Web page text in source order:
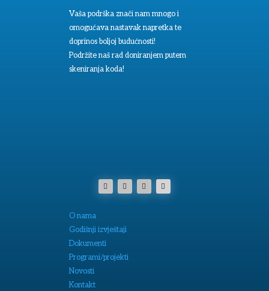
Vaša podrška znači nam mnogo i
omogućava nastavak napretka te
doprinos boljoj budućnosti!
Podržite naš rad doniranjem putem
skeniranja koda!
O nama
Godišnji izvještaji
Dokumenti
Programi/projekti
Novosti
Kontakt